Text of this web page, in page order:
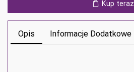
Kup teraz
Opis Informacje Dodatkowe